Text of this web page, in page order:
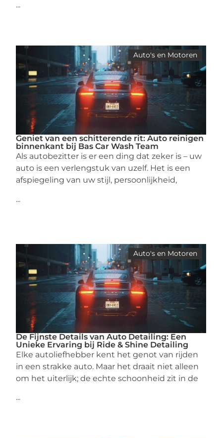
...
Auto's en Motoren
Geniet van een schitterende rit: Auto reinigen
binnenkant bij Bas Car Wash Team
Als autobezitter is er een ding dat zeker is – uw
auto is een verlengstuk van uzelf. Het is een
afspiegeling van uw stijl, persoonlijkheid,
...
Auto's en Motoren
De Fijnste Details van Auto Detailing: Een
Unieke Ervaring bij Ride & Shine Detailing
Elke autoliefhebber kent het genot van rijden
in een strakke auto. Maar het draait niet alleen
om het uiterlijk; de echte schoonheid zit in de
...